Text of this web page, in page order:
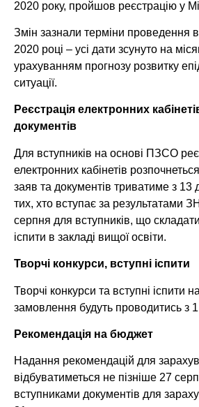
2020 року, пройшов реєстрацію у
Змін зазнали терміни проведення
2020 році – усі дати зсунуто на
урахуванням прогнозу розвитку
ситуації.
Реєстрація електронних
документів
Для вступників на основі ПЗСО
електронних кабінетів
заяв та документів триватиме з 13
тих, хто вступає за результатами
серпня для вступників, що
іспити в закладі вищої освіти.
Творчі конкурси, вступні іспити
Творчі конкурси та вступні іспити
замовлення будуть проводитись з
Рекомендація на бюджет
Надання рекомендацій для
відбуватиметься не пізніше 27
вступниками документів для